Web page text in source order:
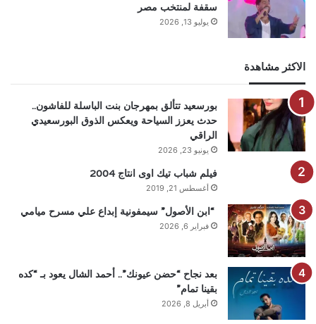
سقفة لمنتخب مصر
يوليو 13, 2026
الاكثر مشاهدة
بورسعيد تتألق بمهرجان بنت الباسلة للفاشون..
حدث يعزز السياحة ويعكس الذوق البورسعيدي
الراقي
يونيو 23, 2026
فيلم شباب تيك اوى انتاج 2004
أغسطس 21, 2019
“ابن الأصول” سيمفونية إبداع علي مسرح ميامي
فبراير 6, 2026
بعد نجاح “حضن عيونك”.. أحمد الشال يعود بـ “كده
بقينا تمام”
أبريل 8, 2026